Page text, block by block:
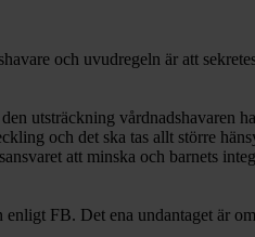
och uvudregeln är att
utsträckning vårdnadshavaren
och det ska tas allt större
att minska och barnets
FB. Det ena undantaget är